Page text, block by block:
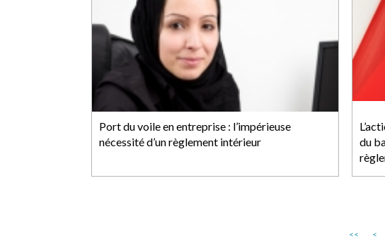
Port du voile en entreprise : l’impérieuse
nécessité d’un règlement intérieur
du
<< <